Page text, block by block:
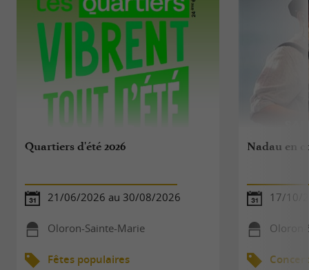
Quartiers d'été 2026
21/06/2026 au 30/08/2026
Oloron-Sainte-Marie
Fêtes populaires
Nadau en
17/10/
Oloron-